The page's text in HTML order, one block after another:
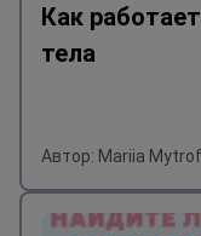
Как
тела
Автор: Mariia